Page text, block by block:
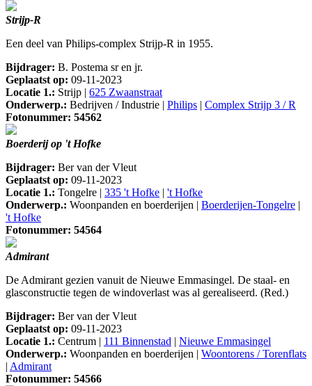
Strijp-R
Een deel van Philips-complex Strijp-R in 1955.
Bijdrager: B. Postema sr en jr.
Geplaatst op: 09-11-2023
Locatie 1.: Strijp | 625 Zwaanstraat
Onderwerp.: Bedrijven / Industrie | Philips | Complex Strijp 3 / R
Fotonummer: 54562
Boerderij op 't Hofke
Bijdrager: Ber van der Vleut
Geplaatst op: 09-11-2023
Locatie 1.: Tongelre | 335 't Hofke | 't Hofke
Onderwerp.: Woonpanden en boerderijen | Boerderijen-Tongelre |
't Hofke
Fotonummer: 54564
Admirant
De Admirant gezien vanuit de Nieuwe Emmasingel. De staal- en
glasconstructie tegen de windoverlast was al gerealiseerd. (Red.)
Bijdrager: Ber van der Vleut
Geplaatst op: 09-11-2023
Locatie 1.: Centrum | 111 Binnenstad | Nieuwe Emmasingel
Onderwerp.: Woonpanden en boerderijen | Woontorens / Torenflats
| Admirant
Fotonummer: 54566